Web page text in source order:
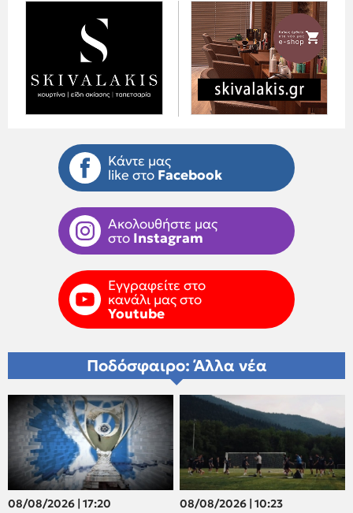
Κάντε μας
like στο Facebook
Ακολουθήστε μας
στο Instagram
Εγγραφείτε στο
κανάλι μας στο
Youtube
Ποδόσφαιρο: Άλλα νέα
08/08/2026 | 17:20
08/08/2026 | 10:23